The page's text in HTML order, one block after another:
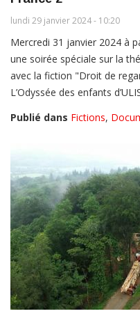
lundi 29 janvier 2024 - 10:20
Mercredi 31 janvier 2024 à
une soirée spéciale sur la
avec la fiction "Droit de
L’Odyssée des enfants
Publié dans Fictions,